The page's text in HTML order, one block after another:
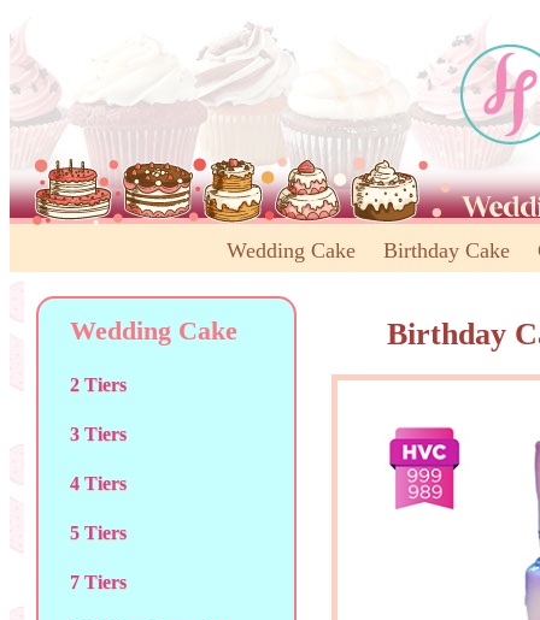
Wedding Cake Birthday Cake
Wedding Cake
2 Tiers
3 Tiers
4 Tiers
5 Tiers
7 Tiers
Birthday